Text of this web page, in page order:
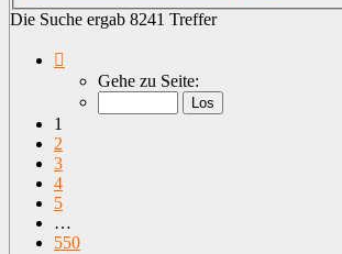
Die Suche ergab 8241 Treffer
von
Gehe zu Seite:
1
2
3
4
5
…
550